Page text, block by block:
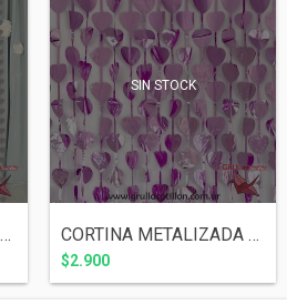
CORTINA METALIZADA CORAZONES PLATEADA
SIN STOCK
CORTINA METALIZADA CORAZONES LILA
$2.900